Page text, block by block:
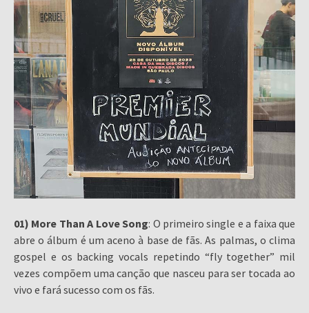
01) More Than A Love Song: O primeiro single e a faixa que
abre o álbum é um aceno à base de fãs. As palmas, o clima
gospel e os backing vocals repetindo “fly together” mil
vezes compõem uma canção que nasceu para ser tocada ao
vivo e fará sucesso com os fãs.